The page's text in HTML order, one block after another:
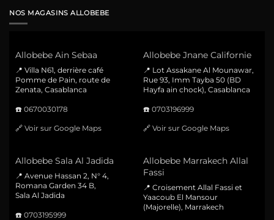
NOS MAGASINS ALLOBEBE
Allobebe Ain Sebaa
📍 Villa N61, derrière café
Pomme de Pain, route de
Zenata, Casablanca
☎️ 0670030178
🔗 Voir sur Google Maps
Allobebe Jnane Californie
📍 Lot Assakane Al Mounawar,
Rue 93, Imm Tayba 50 (BD
Hayfa ain chock), Casablanca
☎️ 0703196999
🔗 Voir sur Google Maps
Allobebe Sala Al Jadida
📍 Avenue Hassan 2, N° 4,
Romana Garden 34 B,
Sala Al Jadida
☎️ 0703195999
Allobebe Marrakech Allal
Fassi
📍 Croisement Allal Fassi et
Yaacoub El Mansour
(Majorelle), Marrakech